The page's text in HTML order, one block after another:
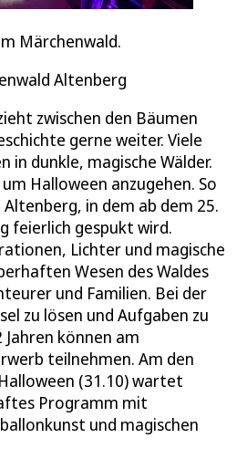
Märchenwald.
Altenberg
zwischen den Bäumen
gerne weiter. Viele
in dunkle, magische Wälder.
Halloween anzugehen. So
in dem ab dem 25.
feierlich gespukt wird.
Lichter und magische
Wesen des Waldes
und Familien. Bei der
zu lösen und Aufgaben zu
können am
teilnehmen. Am den
(31.10) wartet
Programm mit
und magischen